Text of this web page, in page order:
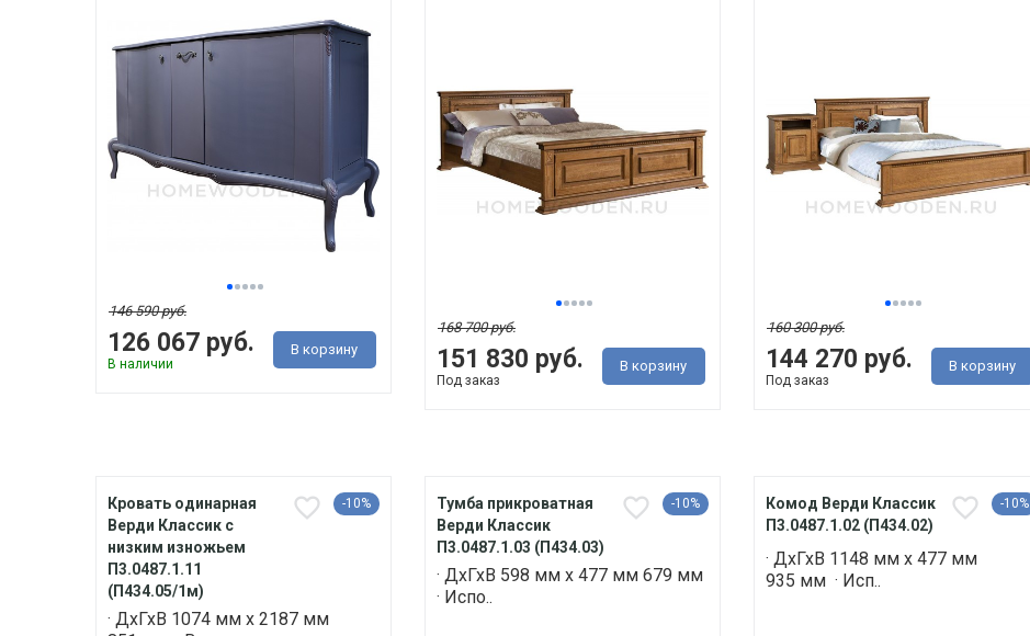
126 067 руб.
146 590 руб.
В наличии
В корзину 151 830 руб.
168 700 руб.
Под заказ
В корзину 144 270 руб.
160 300 руб.
Под заказ
В корзину
Кровать одинарная
Верди Классик с
низким изножьем
П3.0487.1.11
(П434.05/1м)
-10%
· ДхГхВ 1074 мм х 2187 мм
Тумба прикроватная
Верди Классик
П3.0487.1.03 (П434.03)
-10%
· ДхГхВ 598 мм х 477 мм 679 мм
· Испо..
Комод Верди Классик
П3.0487.1.02 (П434.02)
-10%
· ДхГхВ 1148 мм х 477 мм
935 мм · Исп..